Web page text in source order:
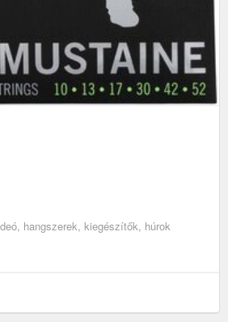
hangszerek, kiegészítők, húrok